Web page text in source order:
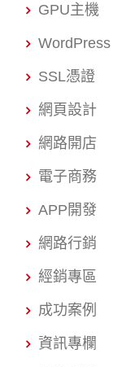
GPU主機
WordPress
SSL憑證
網頁設計
網路開店
電子商務
APP開發
網路行銷
經銷專區
成功案例
資訊專欄